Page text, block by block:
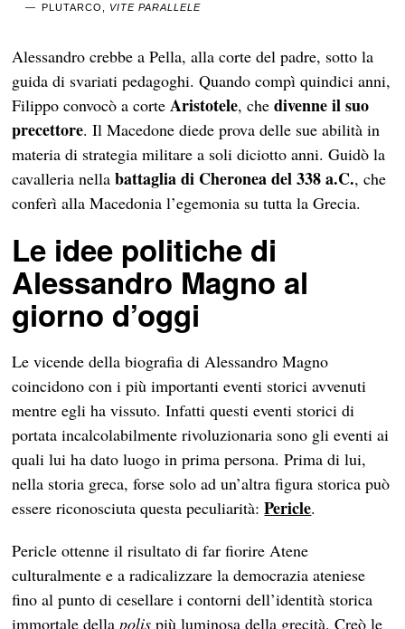
PLUTARCO, VITE PARALLELE
Alessandro crebbe a Pella, alla corte del padre, sotto la
guida di svariati pedagoghi. Quando compì quindici anni,
Filippo convocò a corteAristotele, che divenne il suo
precettore. Il Macedone diede prova delle sue abilità in
materia di strategia militare a soli diciotto anni. Guidò la
cavalleria nellabattaglia di Cheronea del 338 a.C., che
conferì alla Macedonia l’egemonia su tutta la Grecia.
Le idee politiche di
Alessandro Magno al
giorno d’oggi
Le vicende della biografia di Alessandro Magno
coincidono con i più importanti eventi storici avvenuti
mentre egli ha vissuto. Infatti questi eventi storici di
portata incalcolabilmente rivoluzionaria sono gli eventi ai
quali lui ha dato luogo in prima persona. Prima di lui,
nella storia greca, forse solo ad un’altra figura storica può
essere riconosciuta questa peculiarità:Pericle.
Pericle ottenne il risultato di far fiorire Atene
culturalmente e a radicalizzare la democrazia ateniese
fino al punto di cesellare i contorni dell’identità storica
immortale della polis più luminosa della grecità. Creò le